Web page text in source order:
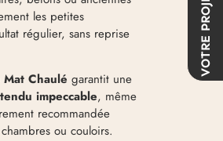
VOTRE PROJET
les petites
régulier, sans reprise
Chaulé garantit une
tendu impeccable, même
recommandée
ou couloirs.